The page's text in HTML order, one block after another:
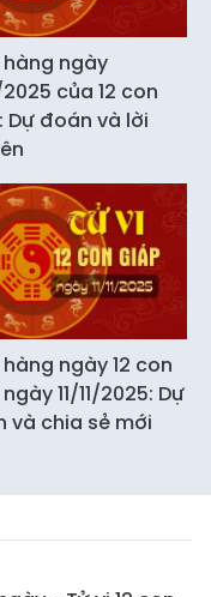
hàng ngày
2025 của 12 con
Dự đoán và lời
hàng ngày 12 con
11/11/2025: Dự
và chia sẻ mới